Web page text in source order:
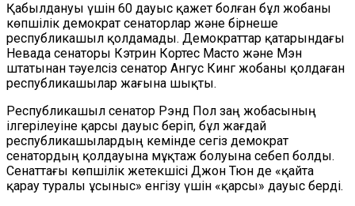
Қабылдануы үшін 60 дауыс қажет болған бұл жобаны
көпшілік демократ сенаторлар және бірнеше
республикашыл қолдамады. Демократтар қатарындағы
Невада сенаторы Кэтрин Кортес Масто және Мэн
штатынан тәуелсіз сенатор Ангус Кинг жобаны қолдаған
республикашылар жағына шықты.
Республикашыл сенатор Рэнд Пол заң жобасының
ілгерілеуіне қарсы дауыс беріп, бұл жағдай
республикашылардың кемінде сегіз демократ
сенатордың қолдауына мұқтаж болуына себеп болды.
Сенаттағы көпшілік жетекшісі Джон Тюн де «қайта
қарау туралы ұсыныс» енгізу үшін «қарсы» дауыс берді.